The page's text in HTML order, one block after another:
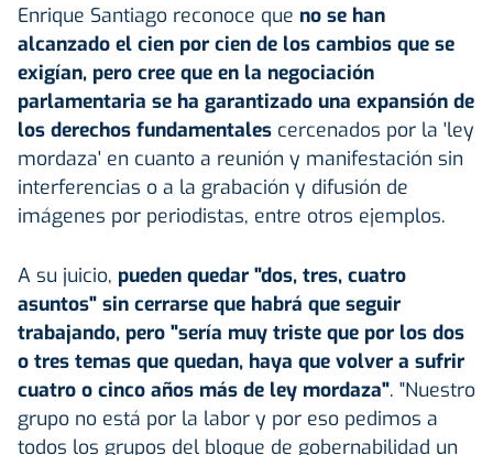
Enrique Santiago reconoce que no se han
alcanzado el cien por cien de los cambios que se
exigían, pero cree que en la negociación
parlamentaria se ha garantizado una expansión de
los derechos fundamentales cercenados por la 'ley
mordaza' en cuanto a reunión y manifestación sin
interferencias o a la grabación y difusión de
imágenes por periodistas, entre otros ejemplos.
A su juicio, pueden quedar "dos, tres, cuatro
asuntos" sin cerrarse que habrá que seguir
trabajando, pero "sería muy triste que por los dos
o tres temas que quedan, haya que volver a sufrir
cuatro o cinco años más de ley mordaza". "Nuestro
grupo no está por la labor y por eso pedimos a
todos los grupos del bloque de gobernabilidad un